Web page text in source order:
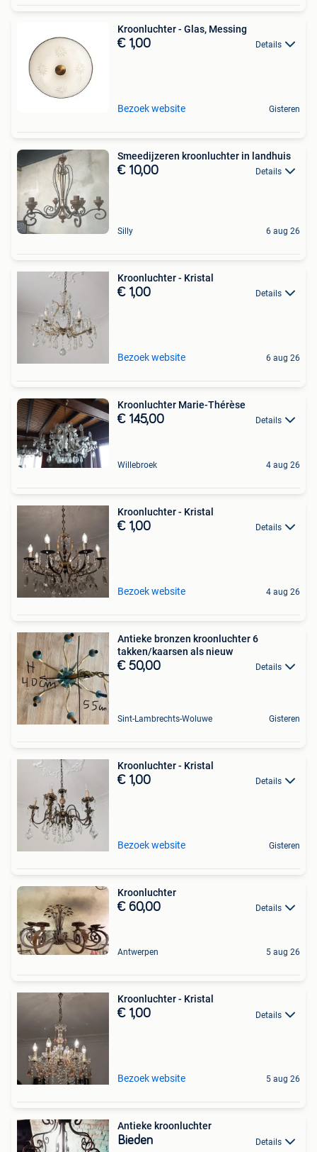
Kroonluchter - Glas, Messing
€ 1,00 Details
Bezoek website Gisteren
Smeedijzeren kroonluchter in landhuis
€ 10,00 Details
Silly 6 aug 26
Kroonluchter - Kristal
€ 1,00 Details
Bezoek website 6 aug 26
Kroonluchter Marie-Thérèse
€ 145,00 Details
Willebroek 4 aug 26
Kroonluchter - Kristal
€ 1,00 Details
Bezoek website 4 aug 26
Antieke bronzen kroonluchter 6
takken/kaarsen als nieuw
€ 50,00 Details
Sint-Lambrechts-Woluwe Gisteren
Kroonluchter - Kristal
€ 1,00 Details
Bezoek website Gisteren
Kroonluchter
€ 60,00 Details
Antwerpen 5 aug 26
Kroonluchter - Kristal
€ 1,00 Details
Bezoek website 5 aug 26
Antieke kroonluchter
Bieden Details